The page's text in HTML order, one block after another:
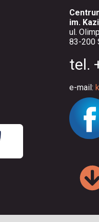
im.
ul.
83-200
tel.
e-mail: